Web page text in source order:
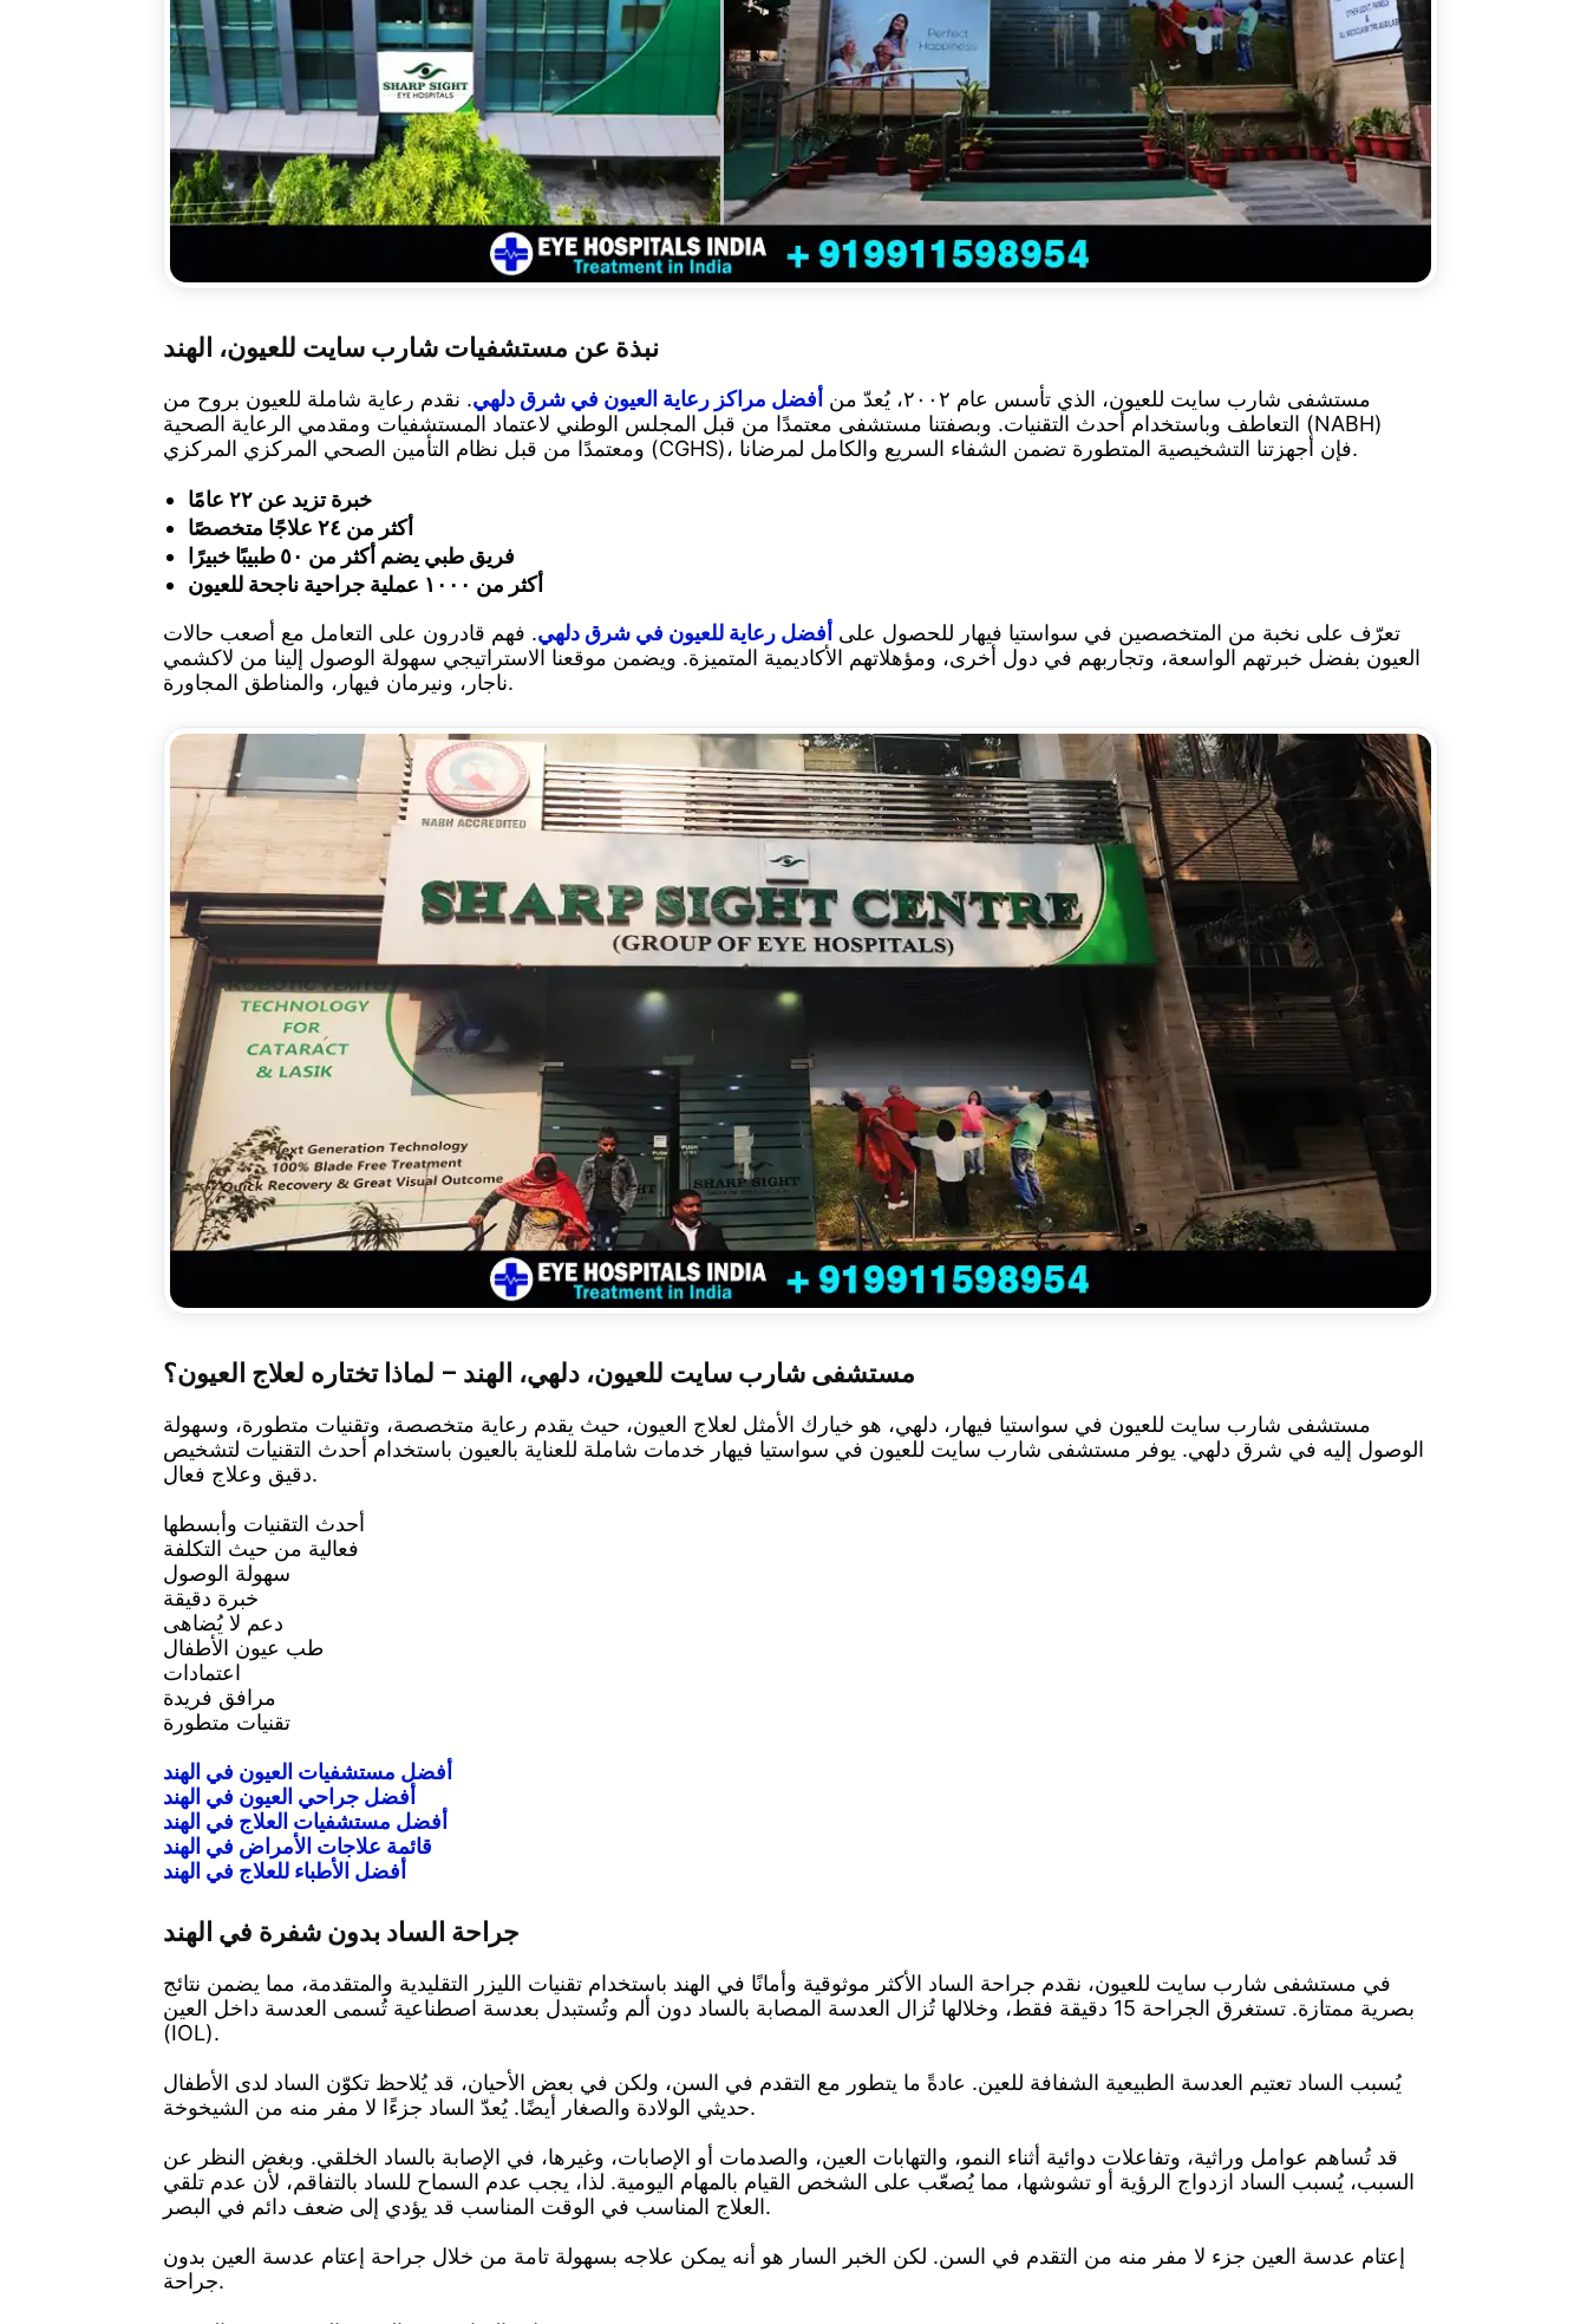
نبذة عن مستشفيات شارب سايت للعيون، الهند
مستشفى شارب سايت للعيون، الذي تأسس عام ٢٠٠٢، يُعدّ من أفضل مراكز رعاية العيون في شرق دلهي. نقدم رعاية شاملة للعيون بروح من
التعاطف وباستخدام أحدث التقنيات. وبصفتنا مستشفى معتمدًا من قبل المجلس الوطني لاعتماد المستشفيات ومقدمي الرعاية الصحية (NABH)
ومعتمدًا من قبل نظام التأمين الصحي المركزي المركزي (CGHS)، فإن أجهزتنا التشخيصية المتطورة تضمن الشفاء السريع والكامل لمرضانا.
خبرة تزيد عن ٢٢ عامًا
أكثر من ٢٤ علاجًا متخصصًا
فريق طبي يضم أكثر من ٥٠ طبيبًا خبيرًا
أكثر من ١٠٠٠ عملية جراحية ناجحة للعيون
تعرّف على نخبة من المتخصصين في سواستيا فيهار للحصول على أفضل رعاية للعيون في شرق دلهي. فهم قادرون على التعامل مع أصعب حالات
العيون بفضل خبرتهم الواسعة، وتجاربهم في دول أخرى، ومؤهلاتهم الأكاديمية المتميزة. ويضمن موقعنا الاستراتيجي سهولة الوصول إلينا من لاكشمي
ناجار، ونيرمان فيهار، والمناطق المجاورة.
مستشفى شارب سايت للعيون، دلهي، الهند – لماذا تختاره لعلاج العيون؟
مستشفى شارب سايت للعيون في سواستيا فيهار، دلهي، هو خيارك الأمثل لعلاج العيون، حيث يقدم رعاية متخصصة، وتقنيات متطورة، وسهولة
الوصول إليه في شرق دلهي. يوفر مستشفى شارب سايت للعيون في سواستيا فيهار خدمات شاملة للعناية بالعيون باستخدام أحدث التقنيات لتشخيص
دقيق وعلاج فعال.
أحدث التقنيات وأبسطها
فعالية من حيث التكلفة
سهولة الوصول
خبرة دقيقة
دعم لا يُضاهى
طب عيون الأطفال
اعتمادات
مرافق فريدة
تقنيات متطورة
أفضل مستشفيات العيون في الهند
أفضل جراحي العيون في الهند
أفضل مستشفيات العلاج في الهند
قائمة علاجات الأمراض في الهند
أفضل الأطباء للعلاج في الهند
جراحة الساد بدون شفرة في الهند
في مستشفى شارب سايت للعيون، نقدم جراحة الساد الأكثر موثوقية وأمانًا في الهند باستخدام تقنيات الليزر التقليدية والمتقدمة، مما يضمن نتائج
بصرية ممتازة. تستغرق الجراحة 15 دقيقة فقط، وخلالها تُزال العدسة المصابة بالساد دون ألم وتُستبدل بعدسة اصطناعية تُسمى العدسة داخل العين
(IOL).
يُسبب الساد تعتيم العدسة الطبيعية الشفافة للعين. عادةً ما يتطور مع التقدم في السن، ولكن في بعض الأحيان، قد يُلاحظ تكوّن الساد لدى الأطفال
حديثي الولادة والصغار أيضًا. يُعدّ الساد جزءًا لا مفر منه من الشيخوخة.
قد تُساهم عوامل وراثية، وتفاعلات دوائية أثناء النمو، والتهابات العين، والصدمات أو الإصابات، وغيرها، في الإصابة بالساد الخلقي. وبغض النظر عن
السبب، يُسبب الساد ازدواج الرؤية أو تشوشها، مما يُصعّب على الشخص القيام بالمهام اليومية. لذا، يجب عدم السماح للساد بالتفاقم، لأن عدم تلقي
العلاج المناسب في الوقت المناسب قد يؤدي إلى ضعف دائم في البصر.
إعتام عدسة العين جزء لا مفر منه من التقدم في السن. لكن الخبر السار هو أنه يمكن علاجه بسهولة تامة من خلال جراحة إعتام عدسة العين بدون
جراحة.